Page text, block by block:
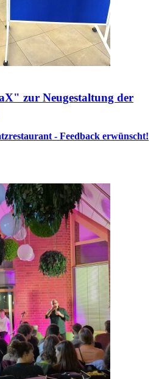
zur Neugestaltung der
- Feedback erwünscht!